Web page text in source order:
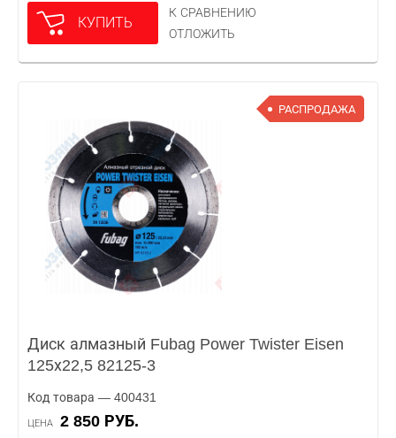
КУПИТЬ
К СРАВНЕНИЮ
ОТЛОЖИТЬ
РАСПРОДАЖА
Диск алмазный Fubag Power Twister Eisen
125х22,5 82125-3
Код товара — 400431
ЦЕНА 2 850 РУБ.